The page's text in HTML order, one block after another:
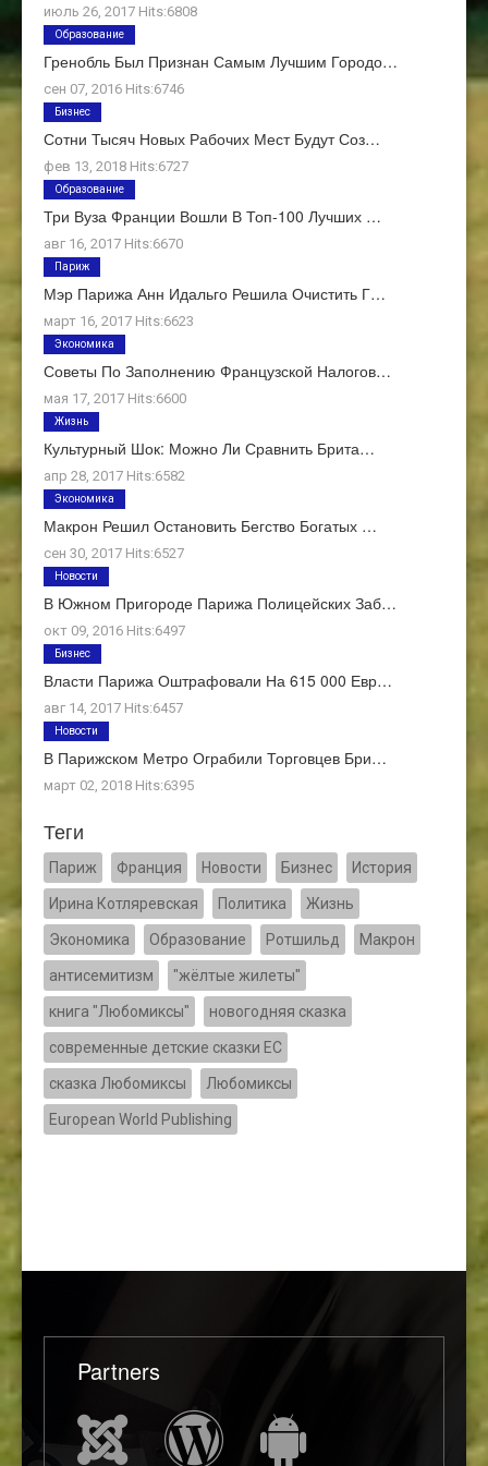
июль 26, 2017 Hits:6808
Гренобль Был Признан Самым Лучшим Городо…
сен 07, 2016 Hits:6746
Образование
Сотни Тысяч Новых Рабочих Мест Будут Соз…
фев 13, 2018 Hits:6727
Бизнес
Три Вуза Франции Вошли В Топ-100 Лучших …
авг 16, 2017 Hits:6670
Образование
Мэр Парижа Анн Идальго Решила Очистить Г…
март 16, 2017 Hits:6623
Париж
Советы По Заполнению Французской Налогов…
мая 17, 2017 Hits:6600
Экономика
Культурный Шок: Можно Ли Сравнить Брита…
апр 28, 2017 Hits:6582
Жизнь
Макрон Решил Остановить Бегство Богатых …
сен 30, 2017 Hits:6527
Экономика
В Южном Пригороде Парижа Полицейских Заб…
окт 09, 2016 Hits:6497
Новости
Власти Парижа Оштрафовали На 615 000 Евр…
авг 14, 2017 Hits:6457
Бизнес
В Парижском Метро Ограбили Торговцев Бри…
март 02, 2018 Hits:6395
Новости
Теги
Париж Франция Новости Бизнес История
Ирина Котляревская Политика Жизнь
Экономика Образование Ротшильд Макрон
антисемитизм "жёлтые жилеты"
книга "Любомиксы" новогодняя сказка
современные детские сказки ЕС
сказка Любомиксы Любомиксы
European World Publishing
Partners